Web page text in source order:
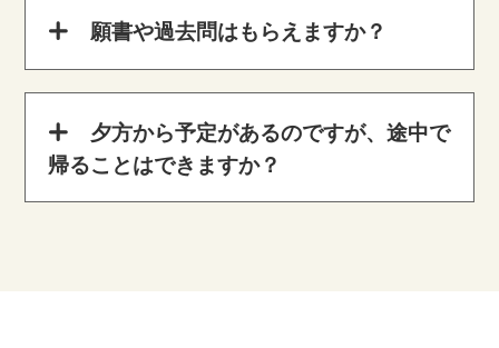
願書や過去問はもらえますか？
夕方から予定があるのですが、途中で
帰ることはできますか？